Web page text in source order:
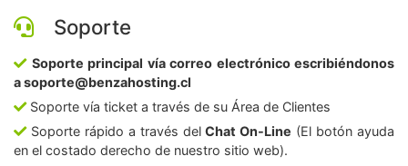
Soporte
Soporte principal vía correo electrónico escribiéndonos
a soporte@benzahosting.cl
Soporte vía ticket a través de su Área de Clientes
Soporte rápido a través delChat On-Line (El botón ayuda
en el costado derecho de nuestro sitio web).